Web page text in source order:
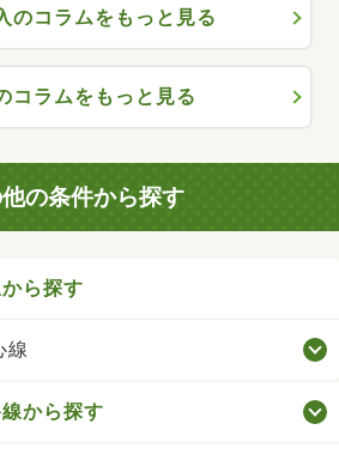
のコラムをもっと見る
コラムをもっと見る
の条件から探す
ら探す
線
から探す